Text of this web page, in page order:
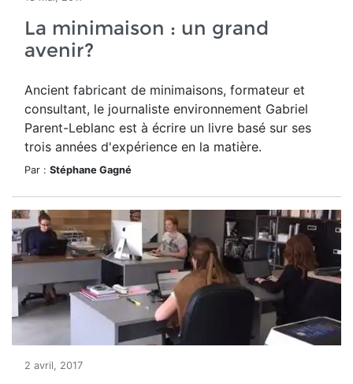
La minimaison : un grand
avenir?
Ancient fabricant de minimaisons, formateur et
consultant, le journaliste environnement Gabriel
Parent-Leblanc est à écrire un livre basé sur ses
trois années d'expérience en la matière.
Par : Stéphane Gagné
2 avril, 2017